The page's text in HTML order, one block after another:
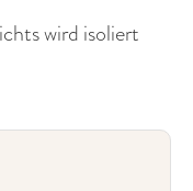
wird isoliert